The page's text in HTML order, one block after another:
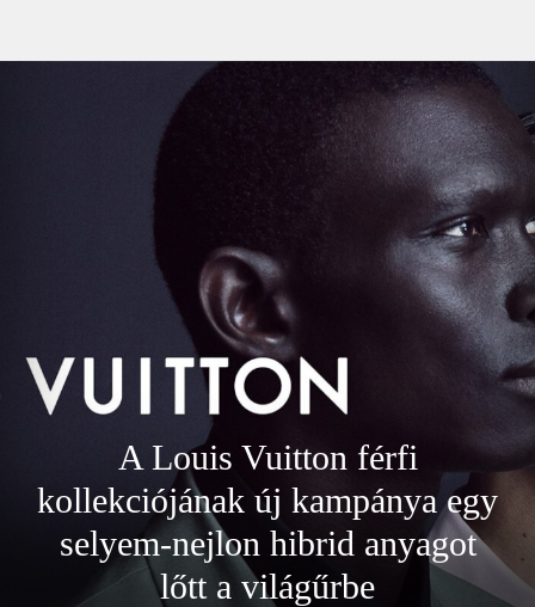
A Louis Vuitton férfi
kollekciójának új kampánya egy
selyem-nejlon hibrid anyagot
lőtt a világűrbe